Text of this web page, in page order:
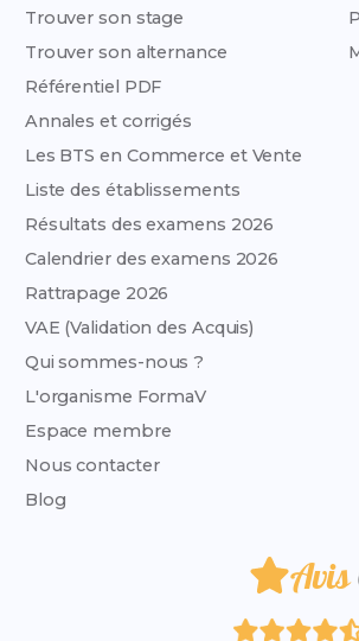
Trouver son stage
Trouver son alternance
Référentiel PDF
Annales et corrigés
Les BTS en Commerce et Vente
Liste des établissements
Résultats des examens 2026
Calendrier des examens 2026
Rattrapage 2026
VAE (Validation des Acquis)
Qui sommes-nous ?
L'organisme FormaV
Espace membre
Nous contacter
Blog
Avis